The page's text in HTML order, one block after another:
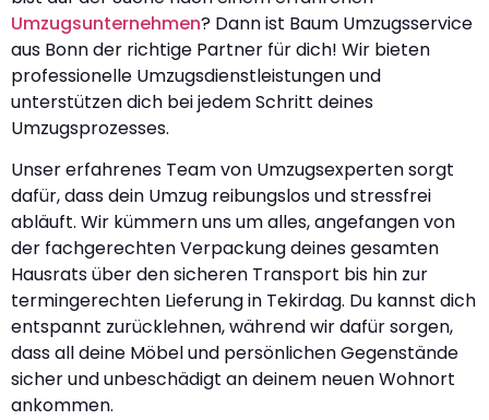
Umzugsunternehmen? Dann ist Baum Umzugsservice
aus Bonn der richtige Partner für dich! Wir bieten
professionelle Umzugsdienstleistungen und
unterstützen dich bei jedem Schritt deines
Umzugsprozesses.
Unser erfahrenes Team von Umzugsexperten sorgt
dafür, dass dein Umzug reibungslos und stressfrei
abläuft. Wir kümmern uns um alles, angefangen von
der fachgerechten Verpackung deines gesamten
Hausrats über den sicheren Transport bis hin zur
termingerechten Lieferung in Tekirdag. Du kannst dich
entspannt zurücklehnen, während wir dafür sorgen,
dass all deine Möbel und persönlichen Gegenstände
sicher und unbeschädigt an deinem neuen Wohnort
ankommen.